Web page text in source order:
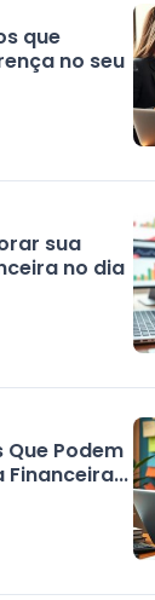
que
no seu
sua
no dia
Que Podem
Financeira...